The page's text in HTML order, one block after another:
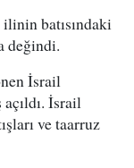
batısındaki
değindi.
İsrail
açıldı. İsrail
ve taarruz